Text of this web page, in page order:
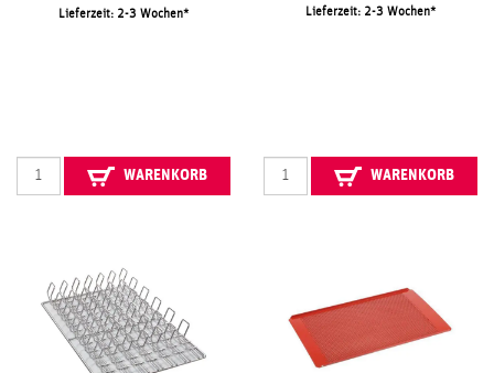
Lieferzeit: 2-3 Wochen
WARENKORB
Lieferzeit: 2-3 Wochen
WARENKORB